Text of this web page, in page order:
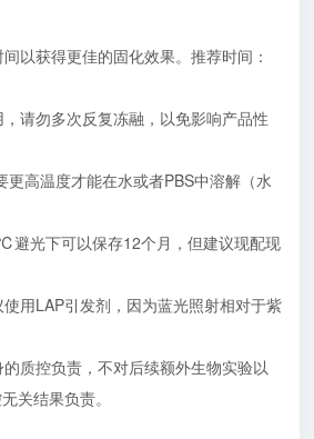
以获得更佳的固化效果。推荐时间：
请勿多次反复冻融，以免影响产品性
更高温度才能在水或者PBS中溶解（水
避光下可以保存12个月，但建议现配现
用LAP引发剂，因为蓝光照射相对于紫
质控负责，不对后续额外生物实验以
关结果负责。